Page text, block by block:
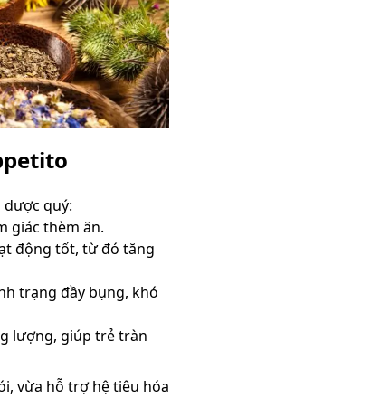
quý:
giác thèm ăn.
động tốt, từ đó tăng
trạng đầy bụng, khó
lượng, giúp trẻ tràn
vừa hỗ trợ hệ tiêu hóa